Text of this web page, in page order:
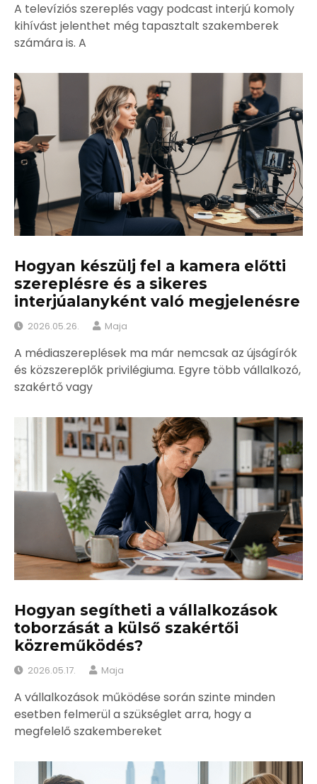
A televíziós szereplés vagy podcast interjú komoly
kihívást jelenthet még tapasztalt szakemberek
számára is. A
Hogyan készülj fel a kamera előtti
szereplésre és a sikeres
interjúalanyként való megjelenésre
2026.05.26. Maja
A médiaszereplések ma már nemcsak az újságírók
és közszereplők privilégiuma. Egyre több vállalkozó,
szakértő vagy
Hogyan segítheti a vállalkozások
toborzását a külső szakértői
közreműködés?
2026.05.17. Maja
A vállalkozások működése során szinte minden
esetben felmerül a szükséglet arra, hogy a
megfelelő szakembereket